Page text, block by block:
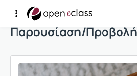
Παρουσίαση/Προβολή